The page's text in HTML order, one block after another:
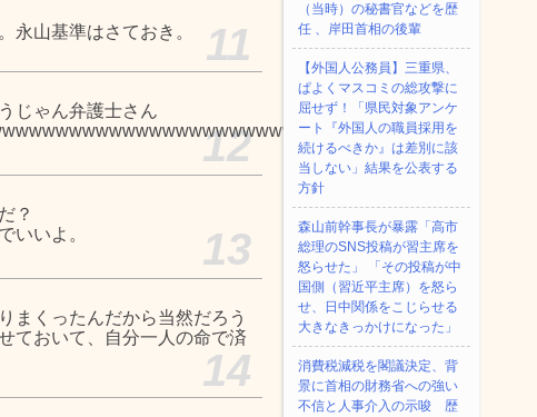
永山基準はさておき。
11
じゃん弁護士さん
12
？
いいよ。
13
まくったんだから当然だろう
ておいて、自分一人の命で済
14
（当時）の秘書官などを歴
任 、岸田首相の後輩
【外国人公務員】三重県、
ぱよくマスコミの総攻撃に
屈せず！「県民対象アンケ
ート『外国人の職員採用を
続けるべきか』は差別に該
当しない」結果を公表する
方針
森山前幹事長が暴露「高市
総理のSNS投稿が習主席を
怒らせた」 「その投稿が中
国側（習近平主席）を怒ら
せ、日中関係をこじらせる
大きなきっかけになった」
消費税減税を閣議決定、背
景に首相の財務省への強い
不信と人事介入の示唆 歴